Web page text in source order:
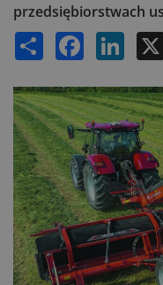
przedsiębiorstwach
Share Facebook LinkedIn